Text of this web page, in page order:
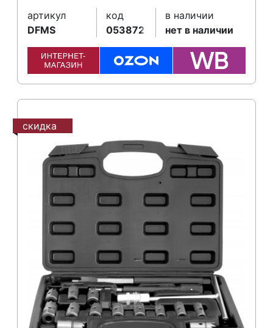
артикул
DFMS
код
053872
в наличии
нет в наличии
скидка